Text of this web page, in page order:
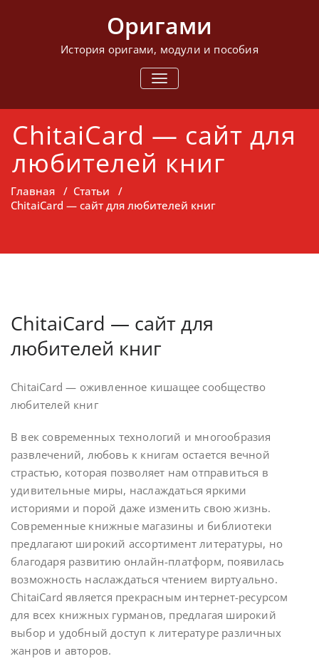
Оригами
История оригами, модули и пособия
ПОКАЗАТЬ/
СКРЫТЬ
ChitaiCard — сайт для
любителей книг
Главная / Статьи /
ChitaiCard — сайт для любителей книг
ChitaiCard — сайт для
любителей книг
ChitaiCard — оживленное кишащее сообщество
любителей книг
В век современных технологий и многообразия
развлечений, любовь к книгам остается вечной
страстью, которая позволяет нам отправиться в
удивительные миры, наслаждаться яркими
историями и порой даже изменить свою жизнь.
Современные книжные магазины и библиотеки
предлагают широкий ассортимент литературы, но
благодаря развитию онлайн-платформ, появилась
возможность наслаждаться чтением виртуально.
ChitaiCard является прекрасным интернет-ресурсом
для всех книжных гурманов, предлагая широкий
выбор и удобный доступ к литературе различных
жанров и авторов.